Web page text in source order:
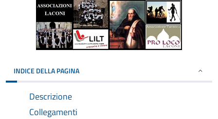
INDICE DELLA PAGINA
Descrizione
Collegamenti